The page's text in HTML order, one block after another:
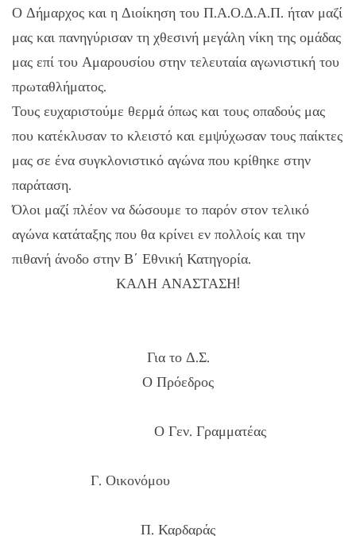
Ο Δήμαρχος και η Διοίκηση του Π.Α.Ο.Δ.Α.Π. ήταν μαζί
μας και πανηγύρισαν τη χθεσινή μεγάλη νίκη της ομάδας
μας επί του Αμαρουσίου στην τελευταία αγωνιστική του
πρωταθλήματος.
Τους ευχαριστούμε θερμά όπως και τους οπαδούς μας
που κατέκλυσαν το κλειστό και εμψύχωσαν τους παίκτες
μας σε ένα συγκλονιστικό αγώνα που κρίθηκε στην
παράταση.
Όλοι μαζί πλέον να δώσουμε το παρόν στον τελικό
αγώνα κατάταξης που θα κρίνει εν πολλοίς και την
πιθανή άνοδο στην Β΄ Εθνική Κατηγορία.
ΚΑΛΗ ΑΝΑΣΤΑΣΗ!
Για το Δ.Σ.
Ο Πρόεδρος
Ο Γεν. Γραμματέας
Γ. Οικονόμου
Π. Καρδαράς